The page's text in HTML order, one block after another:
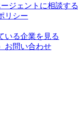
ジェントに相談する
リシー
いる企業を見る
お問い合わせ